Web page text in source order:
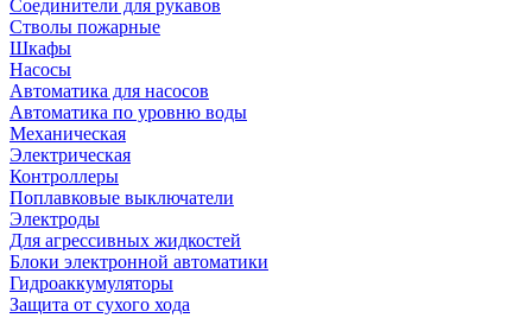
Соединители для рукавов
Стволы пожарные
Шкафы
Насосы
Автоматика для насосов
Автоматика по уровню воды
Механическая
Электрическая
Контроллеры
Поплавковые выключатели
Электроды
Для агрессивных жидкостей
Блоки электронной автоматики
Гидроаккумуляторы
Защита от сухого хода